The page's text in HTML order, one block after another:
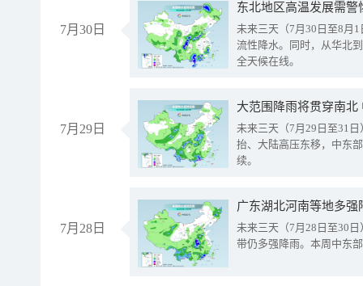
7月30日
东北地区高温发展需
未来三天（7月30日至8月
流性降水。同时，从华北
全天候在线。
7月29日
大范围降雨将贯穿南
未来三天（7月29日至31
抬、大陆高压东移，中东
续。
7月28日
广东湖北河南等地多
未来三天（7月28日至30
带仍多强降雨。本周中东